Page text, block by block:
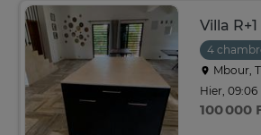
Villa
4
Mbour,
Hier, 09:06
100 000